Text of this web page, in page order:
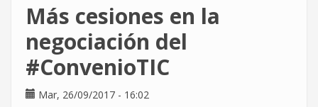
convoca
huelga
general
Más cesiones en la
negociación del
#ConvenioTIC
Mar, 26/09/2017 - 16:02